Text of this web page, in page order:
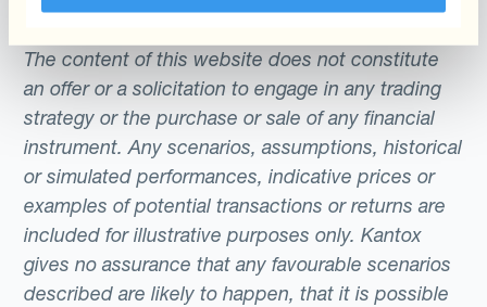
The content of this website does not constitute
an offer or a solicitation to engage in any trading
strategy or the purchase or sale of any financial
instrument. Any scenarios, assumptions, historical
or simulated performances, indicative prices or
examples of potential transactions or returns are
included for illustrative purposes only. Kantox
gives no assurance that any favourable scenarios
described are likely to happen, that it is possible